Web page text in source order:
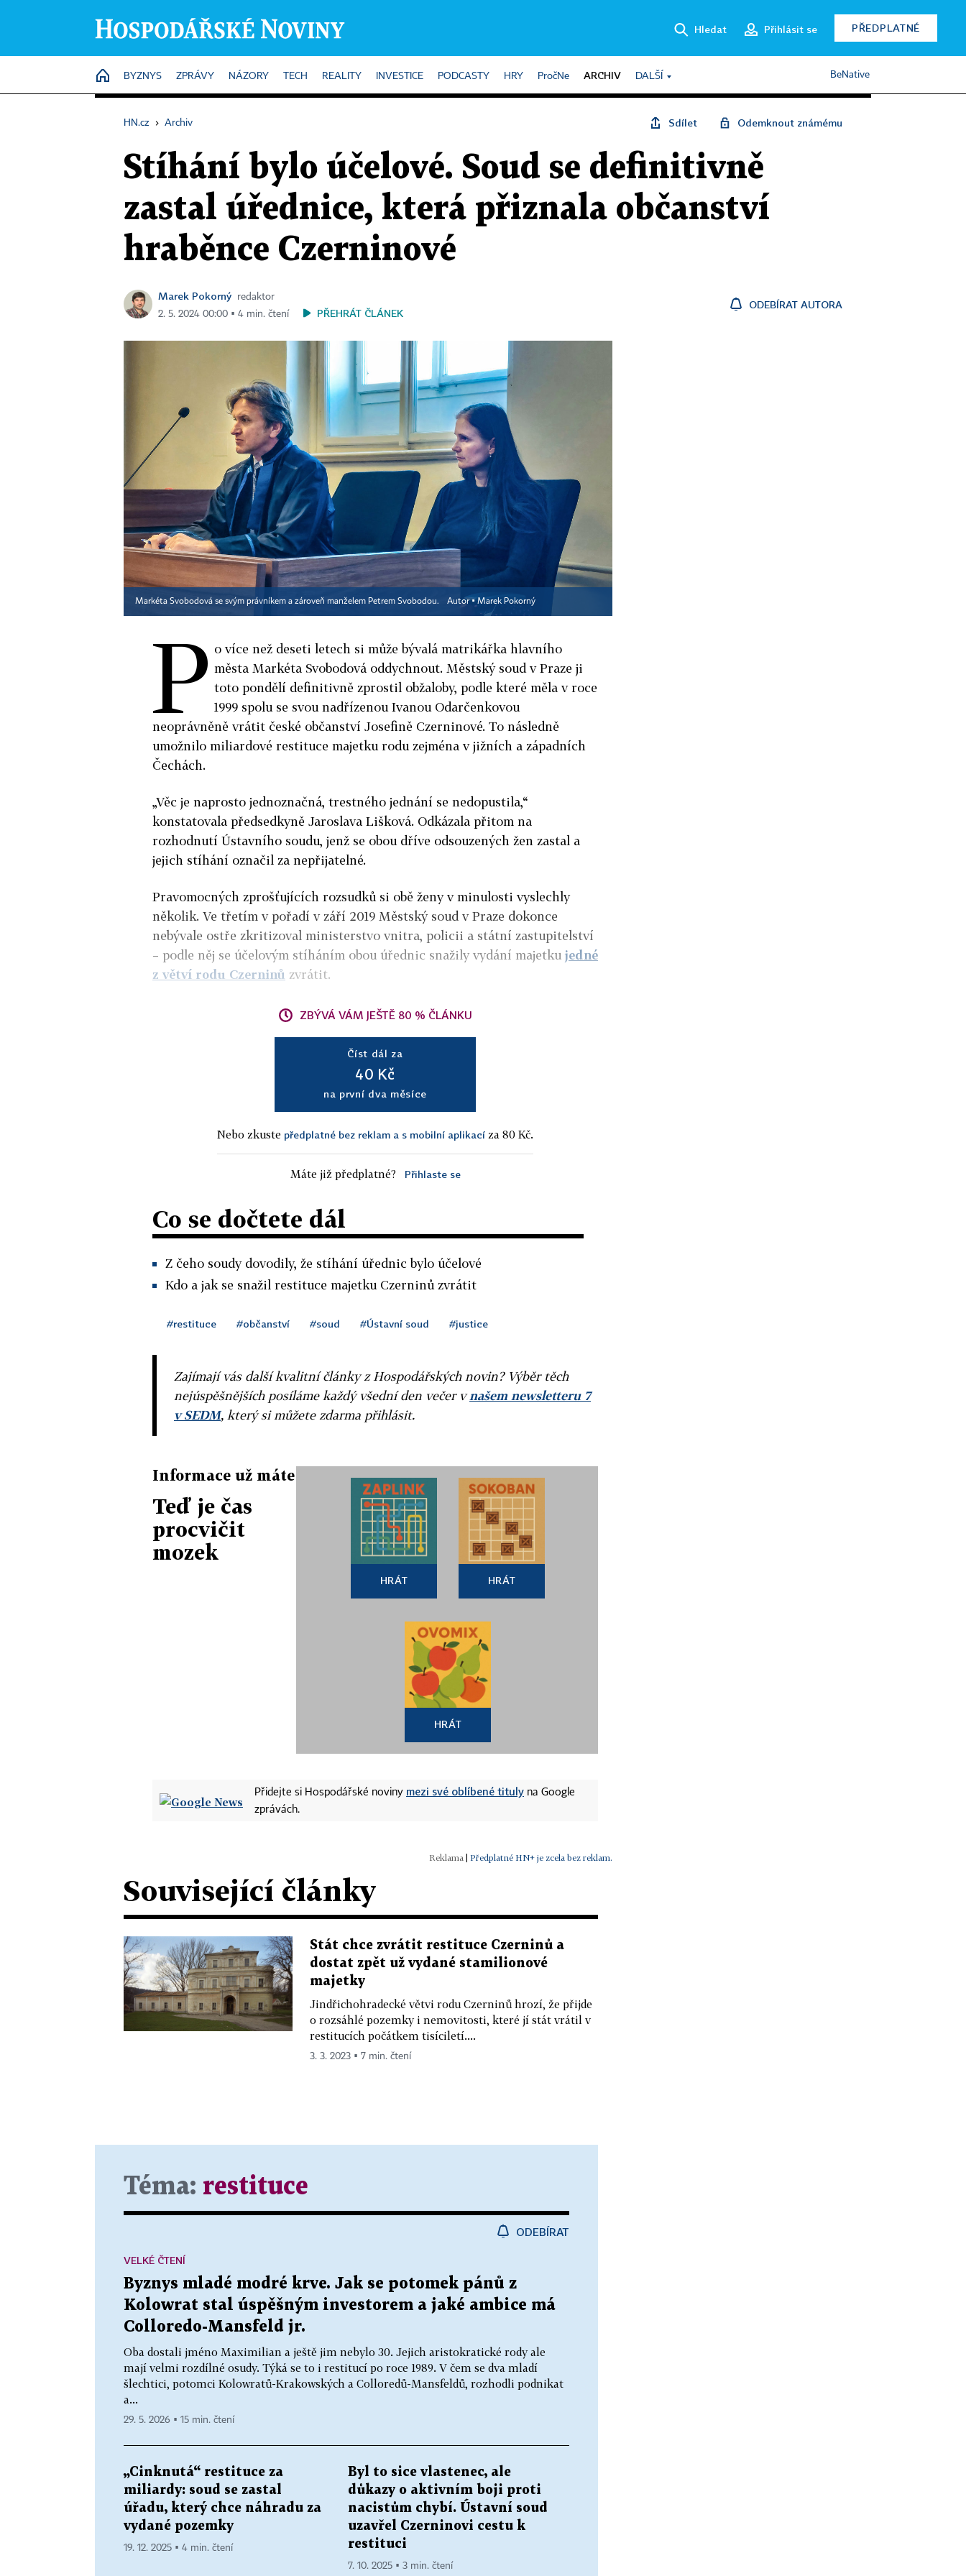
Hledat Přihlásit se PŘEDPLATNÉ
HOME
BYZNYS ZPRÁVY NÁZORY TECH REALITY INVESTICE PODCASTY HRY PročNe ARCHIV DALŠÍ BeNative
HN.cz › Archiv Sdílet Odemknout známému
Stíhání bylo účelové. Soud se definitivně
zastal úřednice, která přiznala občanství
hraběnce Czerninové
Marek Pokorný
redaktor
2. 5. 2024 00:00 ▪ 4 min. čtení
PŘEHRÁT ČLÁNEK
ODEBÍRAT AUTORA
Markéta Svobodová se svým právníkem a zároveň manželem Petrem Svobodou. Autor ▪Marek Pokorný
P o více než deseti letech si může bývalá matrikářka hlavního
města Markéta Svobodová oddychnout. Městský soud v Praze ji
toto pondělí definitivně zprostil obžaloby, podle které měla v roce
1999 spolu se svou nadřízenou Ivanou Odarčenkovou
neoprávněně vrátit české občanství Josefině Czerninové. To následně
umožnilo miliardové restituce majetku rodu zejména v jižních a západních
Čechách.
„Věc je naprosto jednoznačná, trestného jednání se nedopustila,“
konstatovala předsedkyně Jaroslava Lišková. Odkázala přitom na
rozhodnutí Ústavního soudu, jenž se obou dříve odsouzených žen zastal a
jejich stíhání označil za nepřijatelné.
Pravomocných zprošťujících rozsudků si obě ženy v minulosti vyslechly
několik. Ve třetím v pořadí v září 2019 Městský soud v Praze dokonce
nebývale ostře zkritizoval ministerstvo vnitra, policii a státní zastupitelství
– podle něj se účelovým stíháním obou úřednic snažily vydání majetku jedné
z větví rodu Czerninů zvrátit.
ZBÝVÁ VÁM JEŠTĚ 80 % ČLÁNKU
Číst dál za
40 Kč
na první dva měsíce
Nebo zkuste předplatné bez reklam a s mobilní aplikací za 80 Kč.
Máte již předplatné? Přihlaste se
Co se dočtete dál
Z čeho soudy dovodily, že stíhání úřednic bylo účelové
Kdo a jak se snažil restituce majetku Czerninů zvrátit
#restituce #občanství #soud #Ústavní soud #justice
Zajímají vás další kvalitní články z Hospodářských novin? Výběr těch
nejúspěšnějších posíláme každý všední den večer vnašem newsletteru 7
v SEDM, který si můžete zdarma přihlásit.
Informace už máte
Teď je čas
procvičit
mozek
HRÁT HRÁT
HRÁT
Přidejte si Hospodářské noviny mezi své oblíbené tituly na Google
zprávách.
| Předplatné HN+ je zcela bez reklam.
Související články
Stát chce zvrátit restituce Czerninů a
dostat zpět už vydané stamilionové
majetky
Jindřichohradecké větvi rodu Czerninů hrozí, že přijde
o rozsáhlé pozemky i nemovitosti, které jí stát vrátil v
restitucích počátkem tisíciletí....
3. 3. 2023 ▪ 7 min. čtení
Téma: restituce
ODEBÍRAT
Byznys mladé modré krve. Jak se potomek pánů z
Kolowrat stal úspěšným investorem a jaké ambice má
Colloredo-Mansfeld jr.
Oba dostali jméno Maximilian a ještě jim nebylo 30. Jejich aristokratické rody ale
mají velmi rozdílné osudy. Týká se to i restitucí po roce 1989. V čem se dva mladí
šlechtici, potomci Kolowratů-Krakowských a Colloredů-Mansfeldů, rozhodli podnikat
a...
VELKÉ ČTENÍ
29. 5. 2026 ▪ 15 min. čtení
„Cinknutá“ restituce za
miliardy: soud se zastal
úřadu, který chce náhradu za
vydané pozemky
19. 12. 2025 ▪ 4 min. čtení
Byl to sice vlastenec, ale
důkazy o aktivním boji proti
nacistům chybí. Ústavní soud
uzavřel Czerninovi cestu k
restituci
7. 10. 2025 ▪ 3 min. čtení